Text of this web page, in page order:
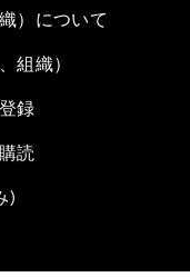
）について
組織）
録
読
)